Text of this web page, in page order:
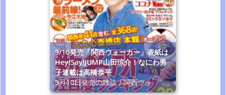
9/10発売「関西ウォーカー」表紙は
Hey!Say!JUMP山田涼介！なにわ男
子連載は高橋恭平
9月10日発売の雑誌「関西ウォ